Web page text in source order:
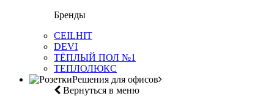
Бренды
CEILHIT
DEVI
ТЁПЛЫЙ ПОЛ №1
ТЕПЛОЛЮКС
Решения для офисов
Вернуться в меню